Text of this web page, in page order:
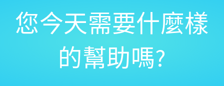
您今天需要什麼樣
的幫助嗎?